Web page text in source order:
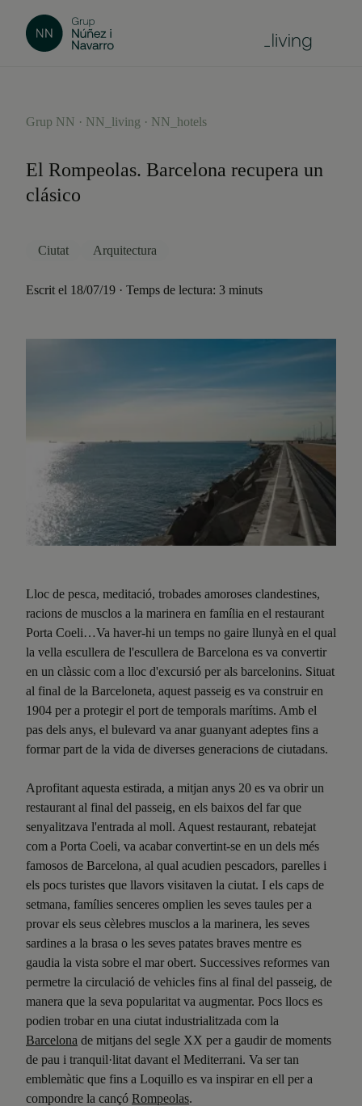
Grup NN · NN_living · NN_hotels
El Rompeolas. Barcelona recupera un
clásico
Ciutat Arquitectura
Escrit el 18/07/19 · Temps de lectura: 3 minuts
Lloc de pesca, meditació, trobades amoroses clandestines,
racions de musclos a la marinera en família en el restaurant
Porta Coeli…Va haver-hi un temps no gaire llunyà en el qual
la vella escullera de l'escullera de Barcelona es va convertir
en un clàssic com a lloc d'excursió per als barcelonins. Situat
al final de la Barceloneta, aquest passeig es va construir en
1904 per a protegir el port de temporals marítims. Amb el
pas dels anys, el bulevard va anar guanyant adeptes fins a
formar part de la vida de diverses generacions de ciutadans.
Aprofitant aquesta estirada, a mitjan anys 20 es va obrir un
restaurant al final del passeig, en els baixos del far que
senyalitzava l'entrada al moll. Aquest restaurant, rebatejat
com a Porta Coeli, va acabar convertint-se en un dels més
famosos de Barcelona, al qual acudien pescadors, parelles i
els pocs turistes que llavors visitaven la ciutat. I els caps de
setmana, famílies senceres omplien les seves taules per a
provar els seus cèlebres musclos a la marinera, les seves
sardines a la brasa o les seves patates braves mentre es
gaudia la vista sobre el mar obert. Successives reformes van
permetre la circulació de vehicles fins al final del passeig, de
manera que la seva popularitat va augmentar. Pocs llocs es
podien trobar en una ciutat industrialitzada com la
Barcelona de mitjans del segle XX per a gaudir de moments
de pau i tranquil·litat davant el Mediterrani. Va ser tan
emblemàtic que fins a Loquillo es va inspirar en ell per a
compondre la cançó Rompeolas.